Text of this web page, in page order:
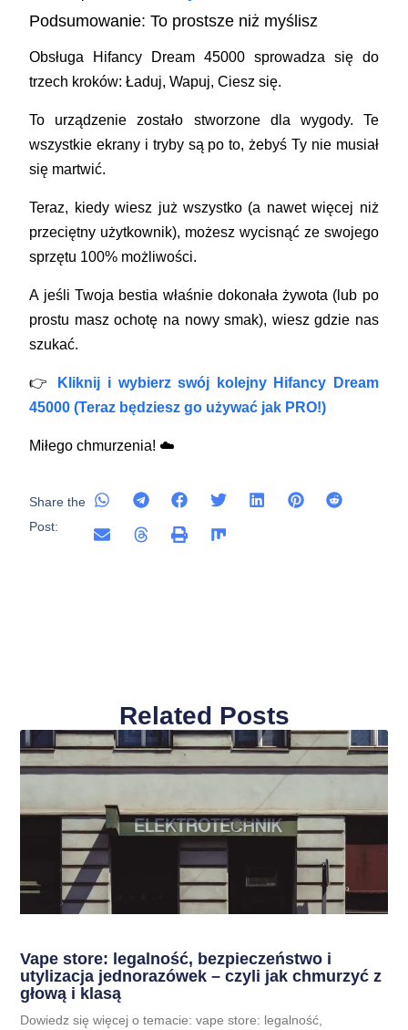
Podsumowanie: To prostsze niż myślisz
Obsługa Hifancy Dream 45000 sprowadza się do
trzech kroków: Ładuj, Wapuj, Ciesz się.
To urządzenie zostało stworzone dla wygody. Te
wszystkie ekrany i tryby są po to, żebyś Ty nie musiał
się martwić.
Teraz, kiedy wiesz już wszystko (a nawet więcej niż
przeciętny użytkownik), możesz wycisnąć ze swojego
sprzętu 100% możliwości.
A jeśli Twoja bestia właśnie dokonała żywota (lub po
prostu masz ochotę na nowy smak), wiesz gdzie nas
szukać.
👉
Kliknij i wybierz swój kolejny Hifancy Dream
45000 (Teraz będziesz go używać jak PRO!)
Miłego chmurzenia! ☁️
Share the
Post:
Related Posts
Vape store: legalność, bezpieczeństwo i
utylizacja jednorazówek – czyli jak chmurzyć z
głową i klasą
Dowiedz się więcej o temacie: vape store: legalność,